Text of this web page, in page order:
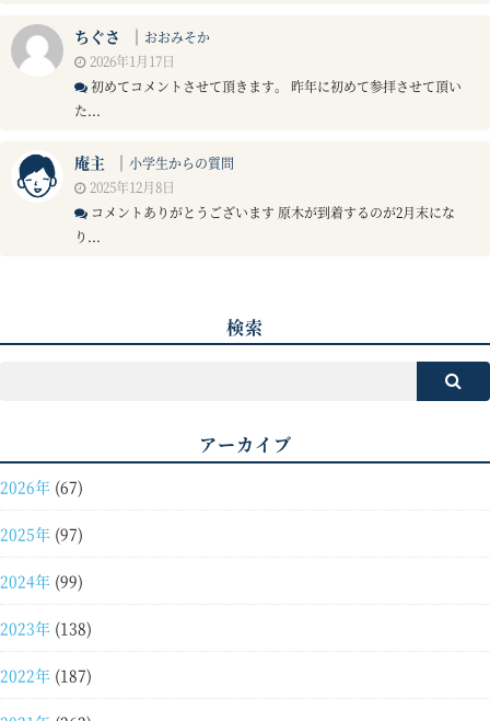
ちぐさ ｜ おおみそか
2026年1月17日
初めてコメントさせて頂きます。 昨年に初めて参拝させて頂い
た...
庵主 ｜ 小学生からの質問
2025年12月8日
コメントありがとうございます 原木が到着するのが2月末にな
り...
検索
アーカイブ
2026年 (67)
2025年 (97)
2024年 (99)
2023年 (138)
2022年 (187)